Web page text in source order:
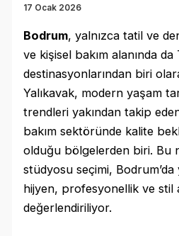
17 Ocak 2026
Bodrum, yalnızca tatil ve
ve kişisel bakım alanında da
destinasyonlarından biri
Yalıkavak, modern yaşam
trendleri yakından takip
bakım sektöründe kalite
olduğu bölgelerden biri. Bu
stüdyosu seçimi, Bodrum’da
hijyen, profesyonellik ve stil
değerlendiriliyor.